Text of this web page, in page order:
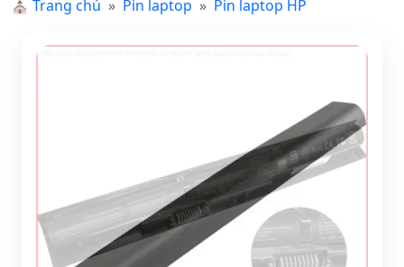
⛪ Trang chủ Pin laptop Pin laptop HP